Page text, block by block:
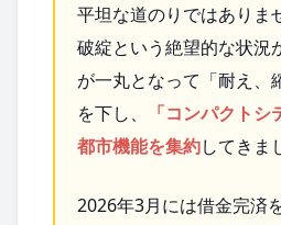
平坦な道のりではありま
破綻という絶望的な状況
が一丸となって「耐え、
を下し、
「コンパクト
都市機能を集約してきま
2026年3月には借金完済